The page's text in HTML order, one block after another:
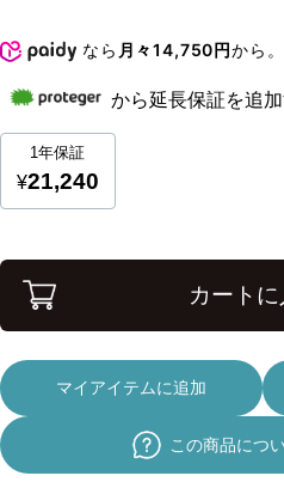
なら 月々14,750円から
カート
マイアイテムに追加
この商品につ